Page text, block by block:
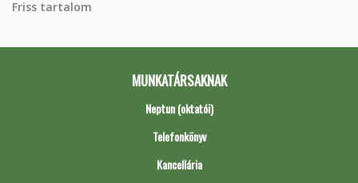
Friss tartalom
MUNKATÁRSAKNAK
Neptun (oktatói)
Telefonkönyv
Kancellária